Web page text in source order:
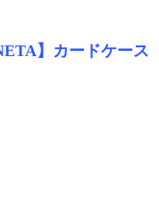
】カードケース